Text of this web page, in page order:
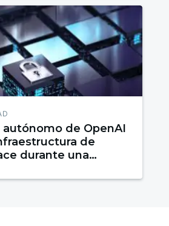
de OpenAI
de
durante una